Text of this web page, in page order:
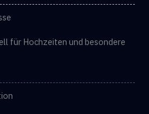
für Hochzeiten und besondere